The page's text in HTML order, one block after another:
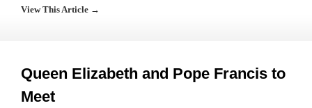
View This Article →
Queen Elizabeth and Pope Francis to
Meet